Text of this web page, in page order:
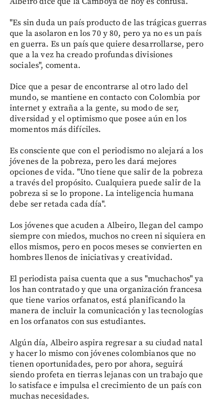
"Es sin duda un país producto de las trágicas guerras
que la asolaron en los 70 y 80, pero ya no es un país
en guerra. Es un país que quiere desarrollarse, pero
que a la vez ha creado profundas divisiones
sociales", comenta.
Dice que a pesar de encontrarse al otro lado del
mundo, se mantiene en contacto con Colombia por
internet y extraña a la gente, su modo de ser,
diversidad y el optimismo que posee aún en los
momentos más difíciles.
Es consciente que con el periodismo no alejará a los
jóvenes de la pobreza, pero les dará mejores
opciones de vida. "Uno tiene que salir de la pobreza
a través del propósito. Cualquiera puede salir de la
pobreza si se lo propone. La inteligencia humana
debe ser retada cada día".
Los jóvenes que acuden a Albeiro, llegan del campo
siempre con miedos, muchos no creen ni siquiera en
ellos mismos, pero en pocos meses se convierten en
hombres llenos de iniciativas y creatividad.
El periodista paisa cuenta que a sus "muchachos" ya
los han contratado y que una organización francesa
que tiene varios orfanatos, está planificando la
manera de incluir la comunicación y las tecnologías
en los orfanatos con sus estudiantes.
Algún día, Albeiro aspira regresar a su ciudad natal
y hacer lo mismo con jóvenes colombianos que no
tienen oportunidades, pero por ahora, seguirá
siendo profeta en tierras lejanas con un trabajo que
lo satisface e impulsa el crecimiento de un país con
muchas necesidades.